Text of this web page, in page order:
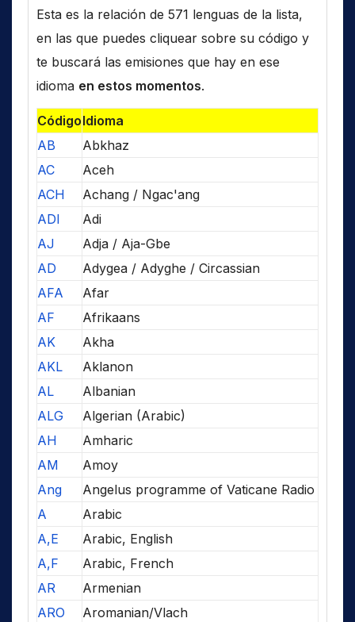
Esta es la relación de 571 lenguas de la lista,
en las que puedes cliquear sobre su código y
te buscará las emisiones que hay en ese
idioma en estos momentos.
CódigoIdioma
AB
Abkhaz
AC
Aceh
ACH
Achang / Ngac'ang
ADI
Adi
AJ
Adja / Aja-Gbe
AD
Adygea / Adyghe / Circassian
AFA
Afar
AF
Afrikaans
AK
Akha
AKL
Aklanon
AL
Albanian
ALG
Algerian (Arabic)
AH
Amharic
AM
Amoy
Ang
Angelus programme of Vaticane Radio
A
Arabic
A,E
Arabic, English
A,F
Arabic, French
AR
Armenian
ARO
Aromanian/Vlach